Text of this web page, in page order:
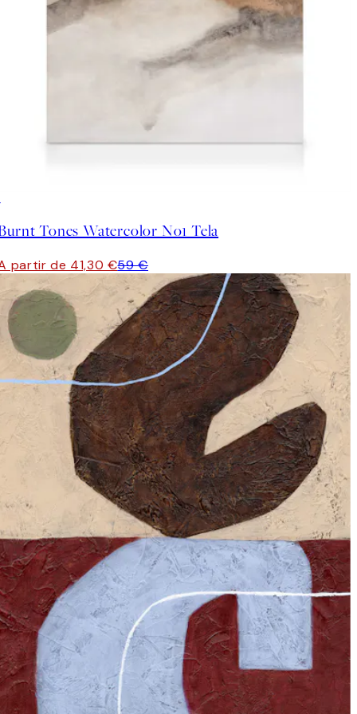
Tones Watercolor No1 Tela
partir de 41,30 €59 €